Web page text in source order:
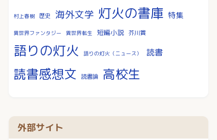
村上春樹 歴史 海外文学 灯火の書庫 特集
異世界ファンタジー 異世界転生 短編小説 芥川賞
語りの灯火 語りの灯火（ニュース） 読書
読書感想文 読書論 高校生
外部サイト